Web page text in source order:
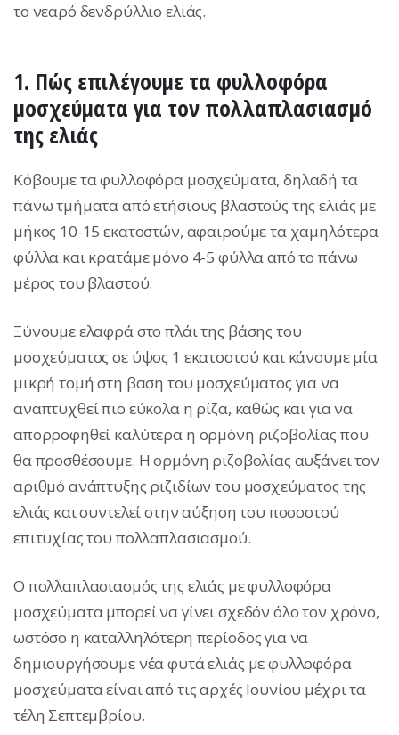
το νεαρό δενδρύλλιο ελιάς.
1. Πώς επιλέγουμε τα φυλλοφόρα
μοσχεύματα για τον πολλαπλασιασμό
της ελιάς
Κόβουμε τα φυλλοφόρα μοσχεύματα, δηλαδή τα
πάνω τμήματα από ετήσιους βλαστούς της ελιάς με
µήκος 10-15 εκατοστών, αφαιρούμε τα χαμηλότερα
φύλλα και κρατάμε μόνο 4-5 φύλλα από το πάνω
μέρος του βλαστού.
Ξύνουμε ελαφρά στο πλάι της βάσης του
μοσχεύματος σε ύψος 1 εκατοστού και κάνουμε μία
μικρή τομή στη βαση του μοσχεύματος για να
αναπτυχθεί πιο εύκολα η ρίζα, καθώς και για να
απορροφηθεί καλύτερα η ορμόνη ριζοβολίας που
θα προσθέσουμε. Η ορμόνη ριζοβολίας αυξάνει τον
αριθμό ανάπτυξης ριζιδίων του μοσχεύματος της
ελιάς και συντελεί στην αύξηση του ποσοστού
επιτυχίας του πολλαπλασιασμού.
Ο πολλαπλασιασμός της ελιάς με φυλλοφόρα
μοσχεύματα μπορεί να γίνει σχεδόν όλο τον χρόνο,
ωστόσο η καταλληλότερη περίοδος για να
δημιουργήσουμε νέα φυτά ελιάς µε φυλλοφόρα
μοσχεύματα είναι από τις αρχές Ιουνίου μέχρι τα
τέλη Σεπτεμβρίου.